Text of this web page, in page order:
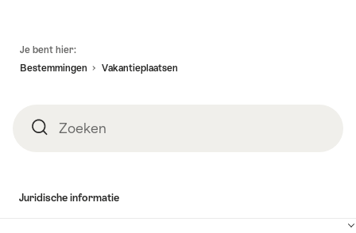
Je bent hier:
Bestemmingen
Vakantieplaatsen
ZoekenZoeken
Juridische informatie